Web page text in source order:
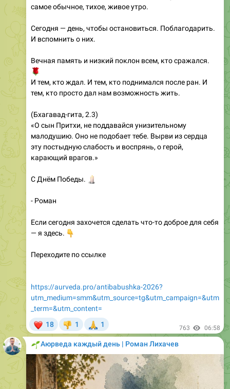
Сегодня — день, чтобы остановиться. Поблагодарить.
Вечная память и низкий поклон всем, кто сражался.
И тем, кто ждал. И тем, кто поднимался после ран. И
тем, кто просто дал нам возможность жить.
(Бхагавад-гита, 2.3)
малодушию. Оно не подобает тебе. Вырви из сердца
эту постыдную слабость и воспрянь, о герой,
карающий врагов.»
С Днём Победы.
🕯️
- Роман
Если сегодня захочется сделать что-то доброе для себя
Переходите по ссылке
_term=&utm_content=
18 1
🙏
1
Аюрведа каждый день | Роман Лихачев